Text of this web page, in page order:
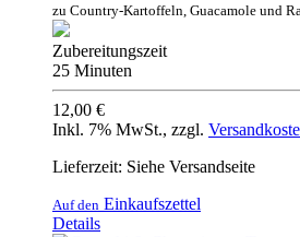
zu Country-Kartoffeln, Guacamole und
Zubereitungszeit
25 Minuten
12,00 €
Inkl. 7% MwSt., zzgl.
Lieferzeit: Siehe Versandseite
Auf den Einkaufszettel
Details